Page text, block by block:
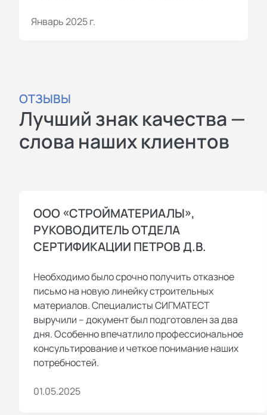
Январь 2025 г.
ОТЗЫВЫ
Лучший знак качества —
слова наших клиентов
ООО «СТРОЙМАТЕРИАЛЫ»,
РУКОВОДИТЕЛЬ ОТДЕЛА
СЕРТИФИКАЦИИ ПЕТРОВ Д.В.
Необходимо было срочно получить отказное
письмо на новую линейку строительных
материалов. Специалисты СИГМАТЕСТ
выручили – документ был подготовлен за два
дня. Особенно впечатлило профессиональное
консультирование и четкое понимание наших
потребностей.
01.05.2025